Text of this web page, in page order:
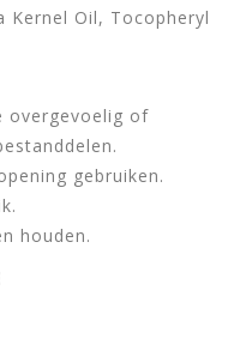
Kernel Oil, Tocopheryl
overgevoelig of
gebruiken.
houden.